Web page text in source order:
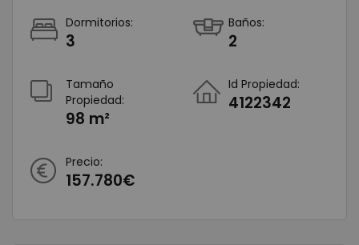
Dormitorios:
3
Baños:
2
Tamaño
Propiedad:
98 m²
Id Propiedad:
4122342
Precio:
157.780€